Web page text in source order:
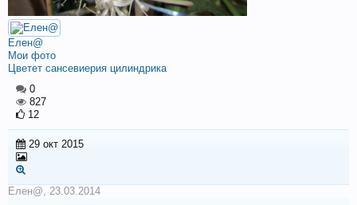
Елен@
Мои фото
Цветет сансевиерия цилиндрика
0
827
12
29 окт 2015
Елен@, 23.03.2014